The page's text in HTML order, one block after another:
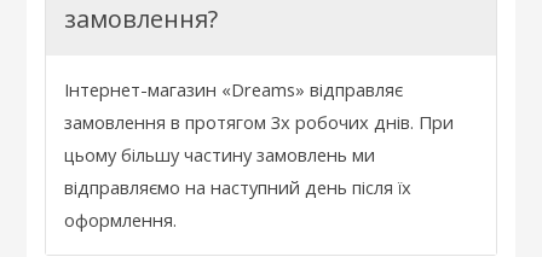
замовлення?
Інтернет-магазин «Dreams» відправляє
замовлення в протягом 3х робочих днів. При
цьому більшу частину замовлень ми
відправляємо на наступний день після їх
оформлення.